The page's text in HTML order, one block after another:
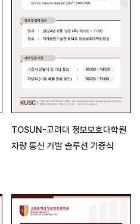
TOSUN-고려대 정보보호대학원
차량 통신 개발 솔루션 기증식